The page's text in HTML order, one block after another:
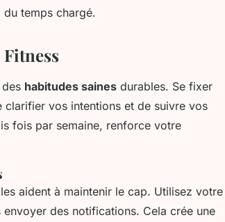
temps chargé.
habitudes saines durables. Se fixer
vos intentions et de suivre vos
fois par semaine, renforce votre
aident à maintenir le cap. Utilisez votre
des notifications. Cela crée une